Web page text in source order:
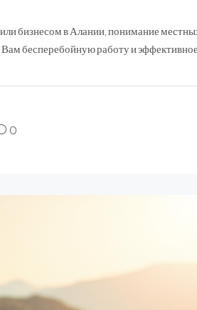
бизнесом в Алании, понимание
бесперебойную работу и эффективное
0